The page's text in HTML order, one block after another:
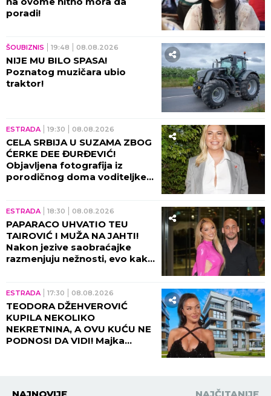
poradi!
ŠOUBIZNIS 19:48 08.08.2026
NIJE MU BILO SPASA!
Poznatog muzičara ubio
traktor!
ESTRADA 19:30 08.08.2026
CELA SRBIJA U SUZAMA ZBOG
ĆERKE DEE ĐURĐEVIĆ!
Objavljena fotografija iz
porodičnog doma voditeljke,
ESTRADA 18:30 08.08.2026
PAPARACO UHVATIO TEU
TAIROVIĆ I MUŽA NA JAHTI!
Nakon jezive saobraćajke
razmenjuju nežnosti, evo kako
ESTRADA 17:30 08.08.2026
TEODORA DŽEHVEROVIĆ
KUPILA NEKOLIKO
NEKRETNINA, A OVU KUĆU NE
PODNOSI DA VIDI! Majka